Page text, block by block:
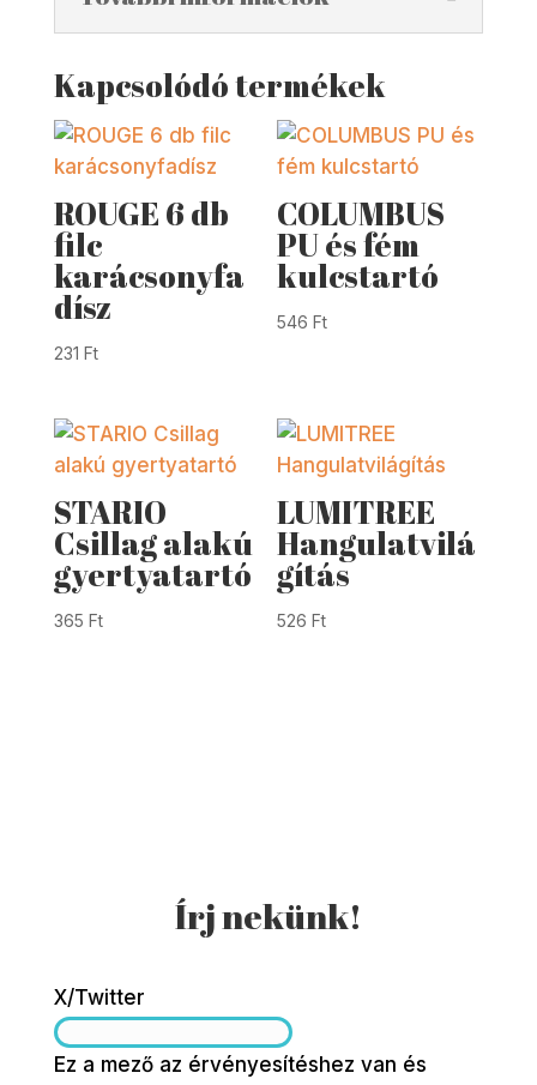
Kapcsolódó termékek
ROUGE 6 db
filc
karácsonyfa
dísz
231 Ft
COLUMBUS
PU és fém
kulcstartó
546Ft
STARIO
Csillag alakú
gyertyatartó
365 Ft
LUMITREE
Hangulatvilá
gítás
526Ft
Írj nekünk!
X/Twitter
Ez a mező az érvényesítéshez van és